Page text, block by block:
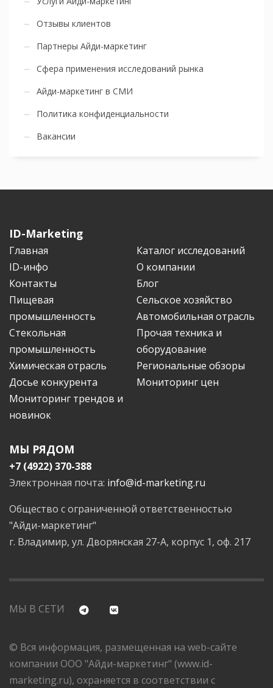
Отзывы клиентов
Партнеры Айди-маркетинг
Сфера применения исследований рынка
Айди-маркетинг в СМИ
Политика конфиденциальности
Вакансии
ID-Marketing
Главная
Каталог исследований
ID-инфо
О компании
Контакты
Блог
Пищевая
промышленность
Сельское хозяйство
Автомобильная отрасль
Стекольная
промышленность
Прочая техника и
оборудование
Химическая отрасль
Региональные обзоры
Досье конкурента
Мониторинг цен
Мониторинг трендов и
новинок
МЫ РЯДОМ
+7 (4922) 370-388
Электронная почта: info@id-marketing.ru
Общество с ограниченной ответственностью
"Айди-маркетинг"
г. Владимир, ул. Дворянская 27-А, корпус 1, оф. 217
МЫ В СЕТИ
© Вся информация, размещенная на web-сайте
компании ООО "Айди-маркетинг" (www.id-
marketing.ru), охраняется в соответствии с